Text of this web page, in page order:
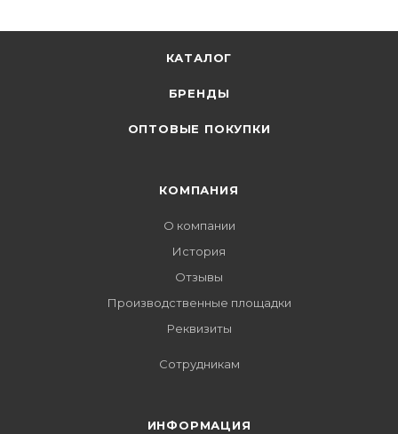
КАТАЛОГ
БРЕНДЫ
ОПТОВЫЕ ПОКУПКИ
КОМПАНИЯ
О компании
История
Отзывы
Производственные площадки
Реквизиты
Сотрудникам
ИНФОРМАЦИЯ